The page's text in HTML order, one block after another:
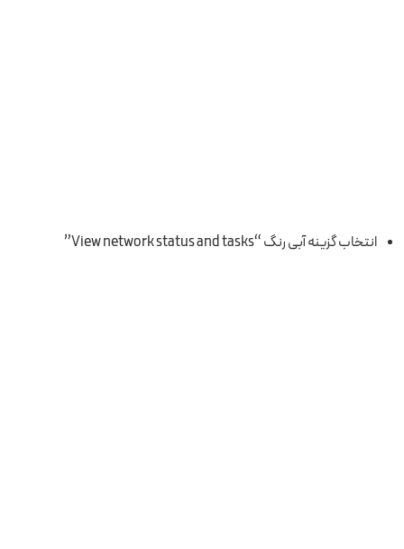
انتخاب گزینه آبی رنگ “View network status and tasks”